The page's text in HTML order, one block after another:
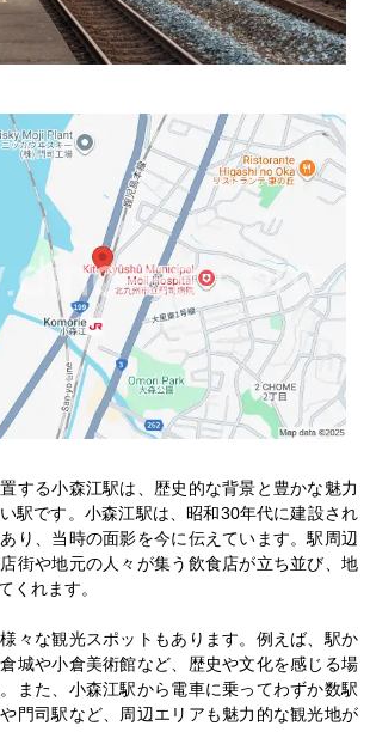
する小森江駅は、歴史的な背景と豊かな魅力
駅です。小森江駅は、昭和30年代に建設され
り、当時の面影を今に伝えています。駅周辺
街や地元の人々が集う飲食店が立ち並び、地
くれます。
々な観光スポットもあります。例えば、駅か
城や小倉美術館など、歴史や文化を感じる場
また、小森江駅から電車に乗ってわずか数駅
門司駅など、周辺エリアも魅力的な観光地が